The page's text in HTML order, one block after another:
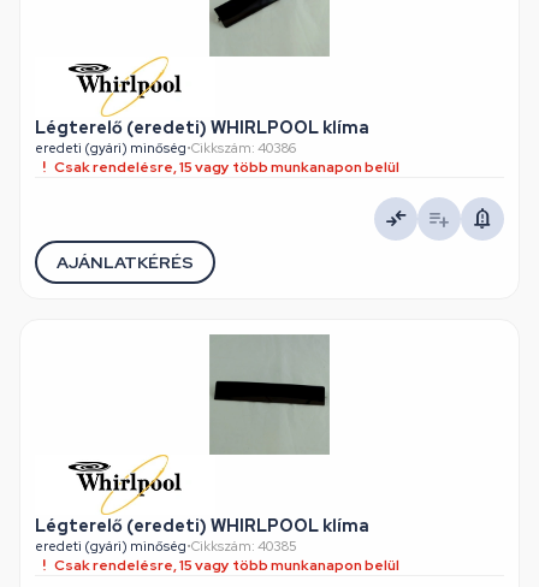
Légterelő (eredeti) WHIRLPOOL klíma
eredeti (gyári) minőség•Cikkszám: 40386
Csak rendelésre, 15 vagy több munkanapon belül
AJÁNLATKÉRÉS
Légterelő (eredeti) WHIRLPOOL klíma
eredeti (gyári) minőség•Cikkszám: 40385
Csak rendelésre, 15 vagy több munkanapon belül